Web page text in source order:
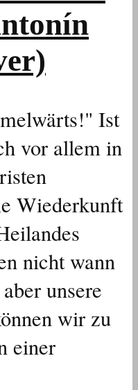
Ist
vor allem in
Wiederkunft
nicht wann
unsere
wir zu
einer